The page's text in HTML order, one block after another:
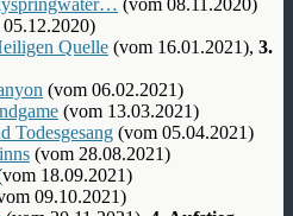
Quelle (vom 16.01.2021), 3.
(vom 06.02.2021)
(vom 13.03.2021)
Todesgesang (vom 05.04.2021)
(vom 28.08.2021)
18.09.2021)
09.10.2021)